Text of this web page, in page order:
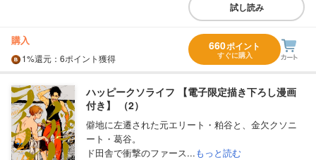
試し読み
購入
1%還元 ：6ポイント獲得
660ポイント
すぐに購入
ハッピークソライフ 【電子限定描き下ろし漫画
付き】 （2）
僻地に左遷された元エリート・粕谷と、金欠クソニ
ート・葛谷。
ド田舎で衝撃のファース...もっと読む